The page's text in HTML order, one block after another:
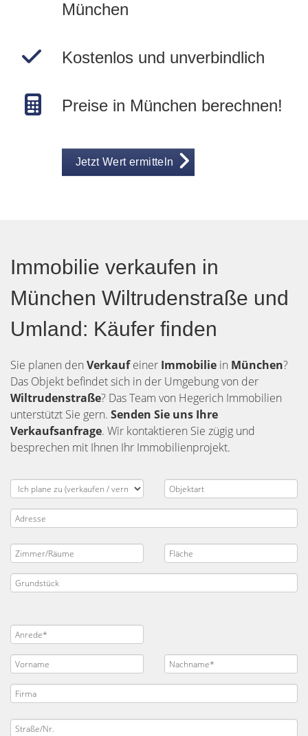
München
Kostenlos und unverbindlich
Preise in München berechnen!
Jetzt Wert ermitteln
Immobilie verkaufen in
München Wiltrudenstraße und
Umland: Käufer finden
Sie planen den Verkaufeiner Immobilie in München?
Das Objekt befindet sich in der Umgebung von der
Wiltrudenstraße? Das Team von Hegerich Immobilien
unterstützt Sie gern. Senden Sie uns Ihre
Verkaufsanfrage. Wir kontaktieren Sie zügig und
besprechen mit Ihnen Ihr Immobilienprojekt.